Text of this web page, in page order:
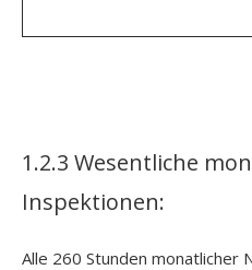
1.2.3 Wesentliche
Inspektionen:
Alle 260 Stunden monatlicher